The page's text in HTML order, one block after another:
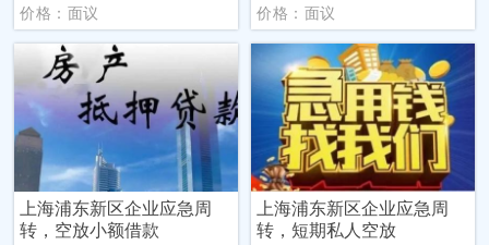
价格：面议 价格：面议
上海浦东新区企业应急周
转，空放小额借款
上海浦东新区企业应急周
转，短期私人空放